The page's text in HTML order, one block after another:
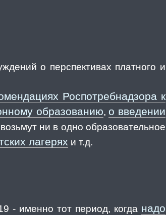
о перспективах платного и
Роспотребнадзора к
образованию,о введении
ни в одно образовательное
лагерях и т.д.
- именно тот период, когда надо